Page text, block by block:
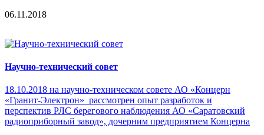
06.11.2018
Научно-технический совет
18.10.2018 на научно-техническом совете АО «Концерн
«Гранит-Электрон» рассмотрен опыт разработок и
перспектив РЛС берегового наблюдения АО «Саратовский
радиоприборный завод», дочерним предприятием Концерна